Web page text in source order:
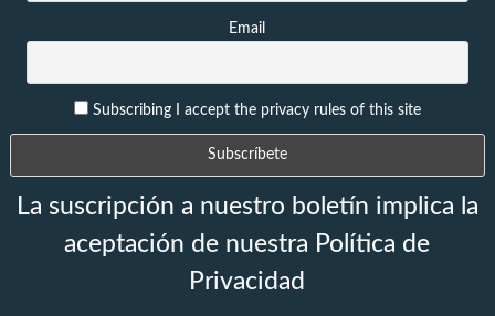
Email
Subscribing I accept the privacy rules of this site
La suscripción a nuestro boletín implica la
aceptación de nuestra Política de
Privacidad